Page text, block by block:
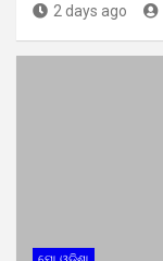
2 days ago